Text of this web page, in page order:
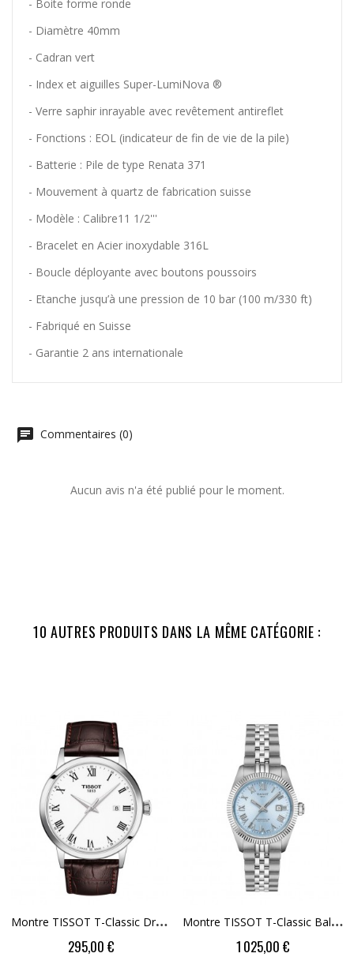
- Boite forme ronde
- Diamètre 40mm
- Cadran vert
- Index et aiguilles Super-LumiNova ®
- Verre saphir inrayable avec revêtement antireflet
- Fonctions : EOL (indicateur de fin de vie de la pile)
- Batterie : Pile de type Renata 371
- Mouvement à quartz de fabrication suisse
- Modèle : Calibre11 1/2'''
- Bracelet en Acier inoxydable 316L
- Boucle déployante avec boutons poussoirs
- Etanche jusqu’à une pression de 10 bar (100 m/330 ft)
- Fabriqué en Suisse
- Garantie 2 ans internationale
Commentaires (0)
Aucun avis n'a été publié pour le moment.
10 AUTRES PRODUITS DANS LA MÊME CATÉGORIE :
M
Ontre TISSOT T-Classic Dream T129.410.16.013.00
Price
295,00 €
M
Ontre TISSOT T-Classic Ballade 30mm Bleu...
Price
1 025,00 €